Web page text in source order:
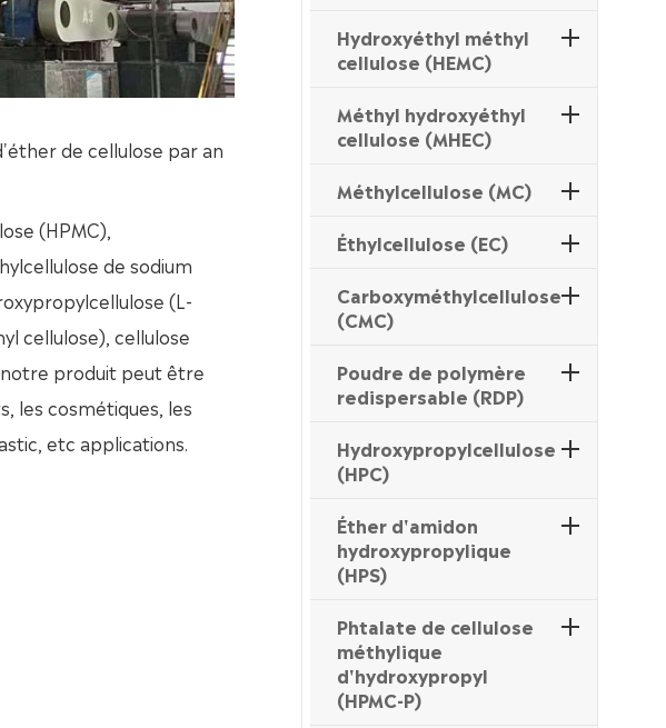
de cellulose par an
(HPMC),
de sodium
(L-
cellulose), cellulose
notre produit peut être
les cosmétiques, les
etc applications.
Hydroxyéthyl méthyl
cellulose (HEMC)
Méthyl hydroxyéthyl
cellulose (MHEC)
Méthylcellulose (MC)
Éthylcellulose (EC)
Carboxyméthylcellulose
(CMC)
Poudre de polymère
redispersable (RDP)
Hydroxypropylcellulose
(HPC)
Éther d'amidon
hydroxypropylique
(HPS)
Phtalate de cellulose
méthylique
d'hydroxypropyl
(HPMC-P)